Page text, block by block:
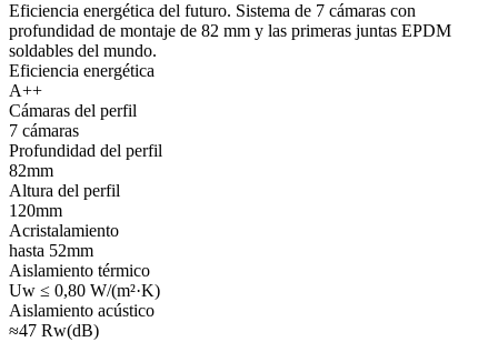
Eficiencia energética del futuro. Sistema de 7 cámaras con
profundidad de montaje de 82 mm y las primeras juntas EPDM
soldables del mundo.
Eficiencia energética
A++
Cámaras del perfil
7 cámaras
Profundidad del perfil
82mm
Altura del perfil
120mm
Acristalamiento
hasta 52mm
Aislamiento térmico
Uw ≤ 0,80 W/(m²·K)
Aislamiento acústico
≈47 Rw(dB)